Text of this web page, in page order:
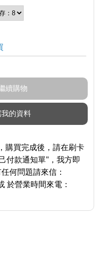
購買完成後，請在刷卡
付款通知單"，我方即
何問題請來信：
於營業時間來電：